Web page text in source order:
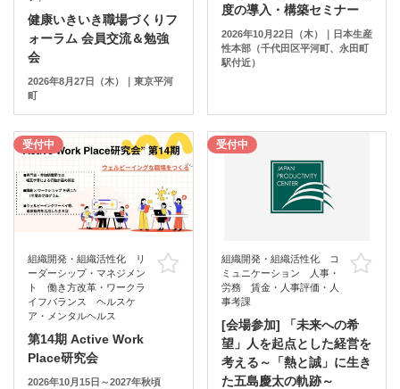
健康いきいき職場づくりフ
ォーラム 会員交流＆勉強
会
2026年8月27日（木）｜東京平河
町
度の導入・構築セミナー
2026年10月22日（木）｜日本生産
性本部（千代田区平河町、永田町
駅付近）
受付中
組織開発・組織活性化 リ
ーダーシップ・マネジメン
ト 働き方改革・ワークラ
イフバランス ヘルスケ
ア・メンタルヘルス
お気に入り
第14期 Active Work
Place研究会
2026年10月15日～2027年秋頃
受付中
組織開発・組織活性化 コ
ミュニケーション 人事・
労務 賃金・人事評価・人
事考課
[会場参加] 「未来への希
望」人を起点とした経営を
考える～「熱と誠」に生き
た五島慶太の軌跡～